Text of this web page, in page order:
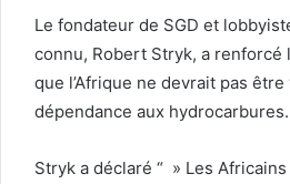
Le fondateur de SGD et
connu, Robert Stryk, a renforcé
que l’Afrique ne devrait pas
dépendance aux hydrocarbures.
Stryk a déclaré “ » Les